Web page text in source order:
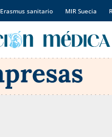
Erasmus sanitario MIR Suecia